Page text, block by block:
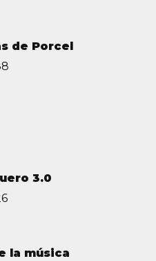
de Porcel
3.0
la música